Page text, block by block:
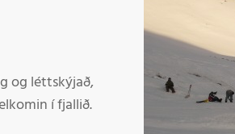
og léttskýjað,
í fjallið.